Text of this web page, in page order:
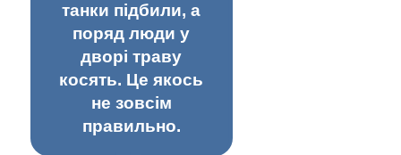
танки підбили, а
поряд люди у
дворі траву
косять. Це якось
не зовсім
правильно.